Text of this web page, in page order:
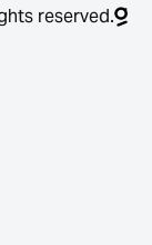
reserved.